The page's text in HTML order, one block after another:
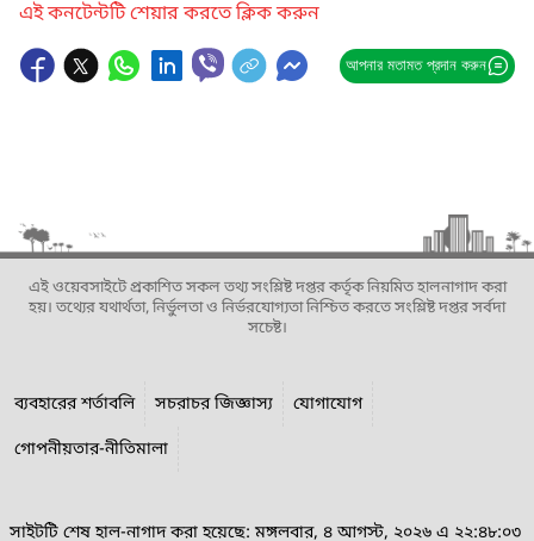
এই কনটেন্টটি শেয়ার করতে ক্লিক করুন
আপনার মতামত প্রদান করুন
এই ওয়েবসাইটে প্রকাশিত সকল তথ্য সংশ্লিষ্ট দপ্তর কর্তৃক নিয়মিত হালনাগাদ করা
হয়। তথ্যের যথার্থতা, নির্ভুলতা ও নির্ভরযোগ্যতা নিশ্চিত করতে সংশ্লিষ্ট দপ্তর সর্বদা
সচেষ্ট।
ব্যবহারের শর্তাবলি সচরাচর জিজ্ঞাস্য
যোগাযোগ
গোপনীয়তার-নীতিমালা
সাইটটি শেষ হাল-নাগাদ করা হয়েছে: মঙ্গলবার, ৪ আগস্ট, ২০২৬ এ ২২:৪৮:০৩